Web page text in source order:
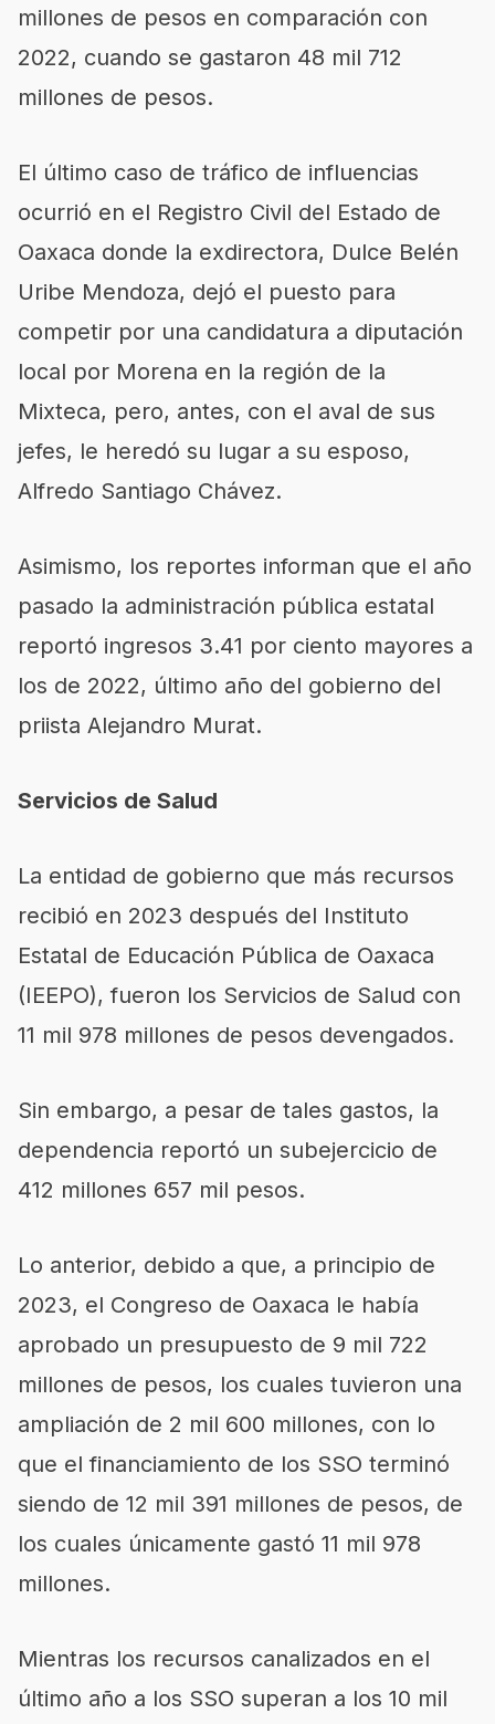
millones de pesos en comparación con
2022, cuando se gastaron 48 mil 712
millones de pesos.
El último caso de tráfico de influencias
ocurrió en el Registro Civil del Estado de
Oaxaca donde la exdirectora, Dulce Belén
Uribe Mendoza, dejó el puesto para
competir por una candidatura a diputación
local por Morena en la región de la
Mixteca, pero, antes, con el aval de sus
jefes, le heredó su lugar a su esposo,
Alfredo Santiago Chávez.
Asimismo, los reportes informan que el año
pasado la administración pública estatal
reportó ingresos 3.41 por ciento mayores a
los de 2022, último año del gobierno del
priista Alejandro Murat.
Servicios de Salud
La entidad de gobierno que más recursos
recibió en 2023 después del Instituto
Estatal de Educación Pública de Oaxaca
(IEEPO), fueron los Servicios de Salud con
11 mil 978 millones de pesos devengados.
Sin embargo, a pesar de tales gastos, la
dependencia reportó un subejercicio de
412 millones 657 mil pesos.
Lo anterior, debido a que, a principio de
2023, el Congreso de Oaxaca le había
aprobado un presupuesto de 9 mil 722
millones de pesos, los cuales tuvieron una
ampliación de 2 mil 600 millones, con lo
que el financiamiento de los SSO terminó
siendo de 12 mil 391 millones de pesos, de
los cuales únicamente gastó 11 mil 978
millones.
Mientras los recursos canalizados en el
último año a los SSO superan a los 10 mil